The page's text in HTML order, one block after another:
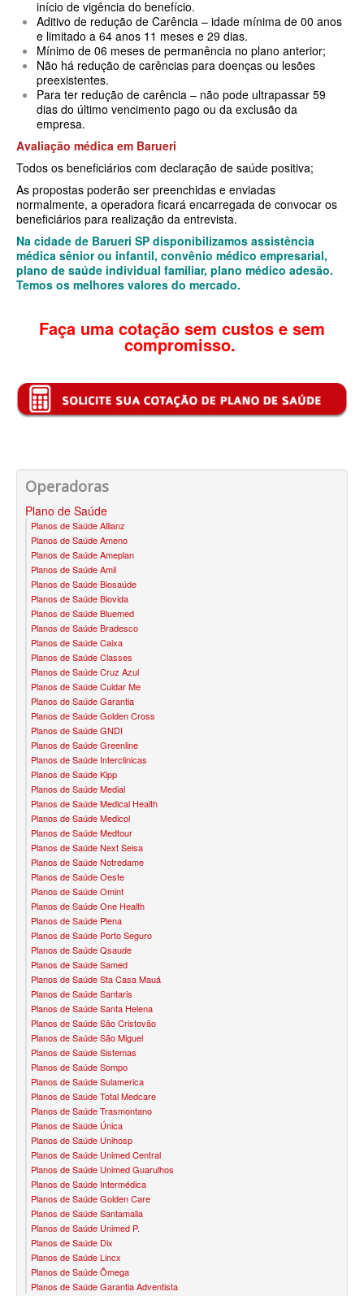
SANTARIS PLANO DE SAÚDE FAMILIAR
SÃO CRISTOVÃO PLANO DE SAÚDE FAMILIAR
SÃO MIGUEL PLANO DE SAÚDE FAMILIAR
STA CASA MAUÁ PLANO DE SAÚDE FAMILIAR
TOTAL MEDCARE PLANO DE SAÚDE FAMILIAR
TRASMONTANO PLANO DE SAÚDE FAMILIAR
ÚNICA PLANO DE SAÚDE FAMILIAR
UNIHOSP PLANO DE SAÚDE FAMILIAR
UNIMED GUARULHOS PLANO DE SAÚDE FAMILIAR
PLANO DE SAÚDE INFANTIL
AMIL PLANO DE SAÚDE INFANTIL
BIO SAÚDE PLANO DE SAÚDE INFANTIL
BIOVIDA PLANO DE SAÚDE INFANTIL
CUIDAR ME PLANO DE SAÚDE INFANTIL
GARANTIA GS PLANO DE SAÚDE INFANTIL
GNDI PLANO DE SAÚDE INFANTIL
KIPP PLANO DE SAÚDE INFANTIL
MEDICAL HEALTH PLANO DE SAÚDE INFANTIL
MED TOUR PLANO DE SAÚDE INFANTIL
PLENA PLANO DE SAÚDE INFANTIL
QSAUDE PLANO DE SAÚDE INFANTIL
SANTA HELENA PLANO DE SAÚDE INFANTIL
SÃO CRISTOVÃO PLANO DE SAÚDE INFANTIL
SÃO MIGUEL PLANO DE SAÚDE INFANTIL
STA CASA MAUÁ PLANO DE SAÚDE INFANTIL
TOTAL MEDCARE PLANO DE SAÚDE INFANTIL
TRASMONTANO PLANO DE SAÚDE INFANTIL
PLANO DE SAÚDE SÊNIOR
AMEPLAN PLANO DE SAÚDE SÊNIOR
BIO SAÚDE PLANO DE SAÚDE SÊNIOR
BIOVIDA PLANO DE SAÚDE SÊNIOR
BLUE MED PLANO DE SAÚDE SÊNIOR
CUIDAR ME PLANO DE SAÚDE SÊNIOR
GNDI PLANO DE SAÚDE SÊNIOR
GARANTIA GS PLANO DE SAÚDE SÊNIOR
GREENLINE PLANO DE SAÚDE SÊNIOR
KIPP PLANO DE SAÚDE SÊNIOR
MEDSENIORPLANO DE SAÚDE SÊNIOR
início de vigência do benefício.
Aditivo de redução de Carência – idade mínima de 00 anos
e limitado a 64 anos 11 meses e 29 dias.
Mínimo de 06 meses de permanência no plano anterior;
Não há redução de carências para doenças ou lesões
preexistentes.
Para ter redução de carência – não pode ultrapassar 59
dias do último vencimento pago ou da exclusão da
empresa.
Avaliação médica em Barueri
Todos os beneficiários com declaração de saúde positiva;
As propostas poderão ser preenchidas e enviadas
normalmente, a operadora ficará encarregada de convocar os
beneficiários para realização da entrevista.
Na cidade de Barueri SP disponibilizamos assistência
médica sênior ou infantil, convênio médico empresarial,
plano de saúde individual familiar, plano médico adesão.
Temos os melhores valores do mercado.
Faça uma cotação sem custos e sem
compromisso.
Operadoras
Plano de Saúde
Planos de Saúde Allianz
Planos de Saúde Ameno
Planos de Saúde Ameplan
Planos de Saúde Amil
Planos de Saúde Biosaúde
Planos de Saúde Biovida
Planos de Saúde Bluemed
Planos de Saúde Bradesco
Planos de Saúde Caixa
Planos de Saúde Classes
Planos de Saúde Cruz Azul
Planos de Saúde Cuidar Me
Planos de Saúde Garantia
Planos de Saúde Golden Cross
Planos de Saúde GNDI
Planos de Saúde Greenline
Planos de Saúde Interclinicas
Planos de Saúde Kipp
Planos de Saúde Medial
Planos de Saúde Medical Health
Planos de Saúde Medicol
Planos de Saúde Medtour
Planos de Saúde Next Seisa
Planos de Saúde Notredame
Planos de Saúde Oeste
Planos de Saúde Omint
Planos de Saúde One Health
Planos de Saúde Plena
Planos de Saúde Porto Seguro
Planos de Saúde Qsaude
Planos de Saúde Samed
Planos de Saúde Sta Casa Mauá
Planos de Saúde Santaris
Planos de Saúde Santa Helena
Planos de Saúde São Cristovão
Planos de Saúde São Miguel
Planos de Saúde Sistemas
Planos de Saúde Sompo
Planos de Saúde Sulamerica
Planos de Saúde Total Medcare
Planos de Saúde Trasmontano
Planos de Saúde Única
Planos de Saúde Unihosp
Planos de Saúde Unimed Central
Planos de Saúde Unimed Guarulhos
Planos de Saúde Intermédica
Planos de Saúde Golden Care
Planos de Saúde Santamalia
Planos de Saúde Unimed P.
Planos de Saúde Dix
Planos de Saúde Lincx
Planos de Saúde Ômega
Planos de Saúde Garantia Adventista